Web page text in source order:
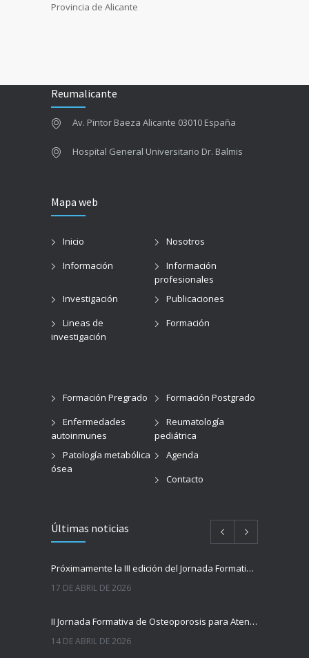
Provincia de Alicante
Reumalicante
Av. Pintor Baeza Alicante 03010 España
Hospital General Universitario Dr. Balmis
Mapa web
Inicio
Nosotros
Información
Información
profesionales
Investigación
Publicaciones
Lineas de
investigación
Formación
Formación Pregrado
Formación Postgrado
Enfermedades
autoinmunes
Reumatología
pediátrica
Patología metabólica
ósea
Agenda
Contacto
Últimas noticias
Próximamente la III edición del Jornada Formativa de Reumatología para Atención Primaria y Hospitalaria de la provincia de Alicante
17 DE ABRIL DE 2026
II Jornada Formativa de Osteoporosis para Atención Primaria de la Provincia de Alicante
14 DE ABRIL DE 2026